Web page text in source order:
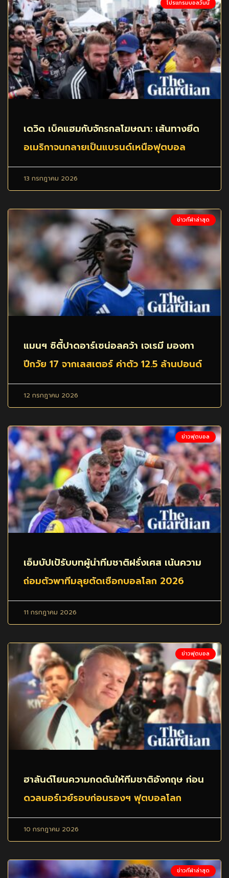
โปรแกรมบอลวันนี้
เดวิด เบ็คแฮมกับจักรกลโฆษณา: เส้นทางยึด
อเมริกาจนกลายเป็นแบรนด์เหนือฟุตบอล
13 กรกฎาคม 2026
ข่าวกีฬาล่าสุด
แมนฯ ซิตี้ปาดอาร์เซน่อลคว้า เจเรมี มองกา
ปีกวัย 17 จากเลสเตอร์ ค่าตัว 12.5 ล้านปอนด์
12 กรกฎาคม 2026
ข่าวฟุตบอล
เอ็มบัปเป้รับบทผู้นำทีมชาติฝรั่งเศส เน้นความ
ถ่อมตัวพาทีมลุยตัดเชือกบอลโลก 2026
11 กรกฎาคม 2026
ข่าวฟุตบอล
ฮาลันด์โยนความกดดันให้ทีมชาติอังกฤษ ก่อน
ดวลนอร์เวย์รอบก่อนรองฯ ฟุตบอลโลก
10 กรกฎาคม 2026
ข่าวกีฬาล่าสุด